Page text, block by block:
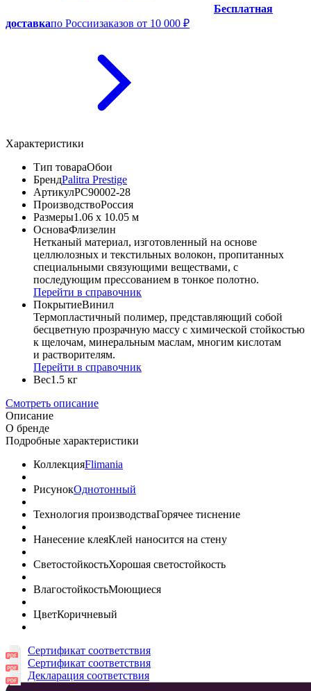
Бесплатная
доставкапо Россиизаказов от 10 000 ₽
Характеристики
Тип товараОбои
БрендPalitra Prestige
АртикулPC90002-28
ПроизводствоРоссия
Размеры1.06 x 10.05 м
ОсноваФлизелин
Нетканый материал, изготовленный на основе
целлюлозных и текстильных волокон, пропитанных
специальными связующими веществами, с
последующим прессованием в тонкое полотно.
Перейти в справочник
ПокрытиеВинил
Термопластичный полимер, представляющий собой
бесцветную прозрачную массу с химической стойкостью
к щелочам, минеральным маслам, многим кислотам
и растворителям.
Перейти в справочник
Вес1.5 кг
Смотреть описание
Описание
О бренде
Подробные характеристики
КоллекцияFlimania
РисунокОднотонный
Технология производстваГорячее тиснение
Нанесение клеяКлей наносится на стену
СветостойкостьХорошая светостойкость
ВлагостойкостьМоющиеся
ЦветКоричневый
Сертификат соответствия
Сертификат соответствия
Декларация соответствия